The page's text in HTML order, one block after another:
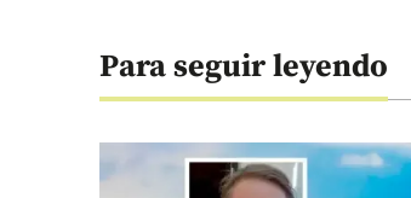
Para seguir leyendo